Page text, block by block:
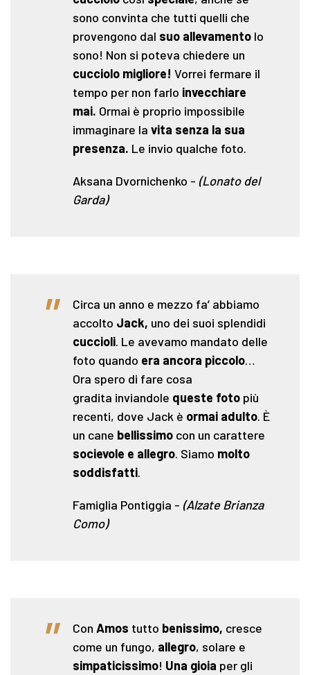
sono convinta che tutti quelli che
provengono dal suo allevamento lo
sono! Non si poteva chiedere un
cucciolo migliore! Vorrei fermare il
tempo per non farlo invecchiare
mai. Ormai è proprio impossibile
immaginare la vita senza la sua
presenza. Le invio qualche foto.
Aksana Dvornichenko - (Lonato del
Garda)
"
Circa un anno e mezzo fa’ abbiamo
accolto Jack, uno dei suoi splendidi
cuccioli. Le avevamo mandato delle
foto quando era ancora piccolo…
Ora spero di fare cosa
gradita inviandole queste foto più
recenti, dove Jack è ormai adulto. È
un cane bellissimo con un carattere
socievole e allegro. Siamo molto
soddisfatti.
Famiglia Pontiggia - (Alzate Brianza
Como)
" Con Amos tutto benissimo, cresce
come un fungo, allegro, solare e
simpaticissimo! Una gioia per gli